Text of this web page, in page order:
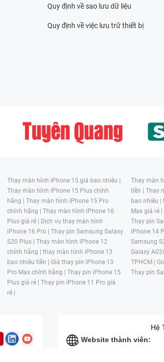
Quy định về sao lưu dữ liệu
Quy định về việc lưu trữ thiết bị
Thay màn hình iPhone 15 giá bao nhiêu |
Thay màn hình iPhone 15 Plus chính
hãng | Thay màn hình iPhone 15 Pro
chính hãng | Thay màn hình iPhone 16
Plus giá rẻ |
Dịch vụ thay màn hình
iPhone 16 Pro | Thay pin Samsung Galaxy
S20 Plus | Thay màn hình iPhone 12
chính hãng | thay màn hình iPhone 13
bao nhiêu tiền | Giá thay pin iPhone 13
Pro Max chính hãng | Thay pin iPhone 15
Plus giá rẻ | Thay pin iPhone 11 Pro giá
rẻ |
Thay màn
tiền | Thay
bao nhiêu |
Max giá rẻ |
Thay pin
iPhone 14
Samsung
Galaxy
TPHCM |
Thay pin
Website thành viên:
Hệ